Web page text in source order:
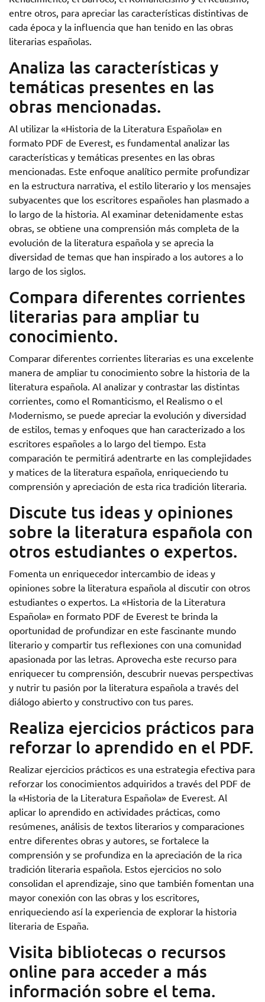
entre otros, para apreciar las características distintivas de
cada época y la influencia que han tenido en las obras
literarias españolas.
Analiza las características y
temáticas presentes en las
obras mencionadas.
Al utilizar la «Historia de la Literatura Española» en
formato PDF de Everest, es fundamental analizar las
características y temáticas presentes en las obras
mencionadas. Este enfoque analítico permite profundizar
en la estructura narrativa, el estilo literario y los mensajes
subyacentes que los escritores españoles han plasmado a
lo largo de la historia. Al examinar detenidamente estas
obras, se obtiene una comprensión más completa de la
evolución de la literatura española y se aprecia la
diversidad de temas que han inspirado a los autores a lo
largo de los siglos.
Compara diferentes corrientes
literarias para ampliar tu
conocimiento.
Comparar diferentes corrientes literarias es una excelente
manera de ampliar tu conocimiento sobre la historia de la
literatura española. Al analizar y contrastar las distintas
corrientes, como el Romanticismo, el Realismo o el
Modernismo, se puede apreciar la evolución y diversidad
de estilos, temas y enfoques que han caracterizado a los
escritores españoles a lo largo del tiempo. Esta
comparación te permitirá adentrarte en las complejidades
y matices de la literatura española, enriqueciendo tu
comprensión y apreciación de esta rica tradición literaria.
Discute tus ideas y opiniones
sobre la literatura española con
otros estudiantes o expertos.
Fomenta un enriquecedor intercambio de ideas y
opiniones sobre la literatura española al discutir con otros
estudiantes o expertos. La «Historia de la Literatura
Española» en formato PDF de Everest te brinda la
oportunidad de profundizar en este fascinante mundo
literario y compartir tus reflexiones con una comunidad
apasionada por las letras. Aprovecha este recurso para
enriquecer tu comprensión, descubrir nuevas perspectivas
y nutrir tu pasión por la literatura española a través del
diálogo abierto y constructivo con tus pares.
Realiza ejercicios prácticos para
reforzar lo aprendido en el PDF.
Realizar ejercicios prácticos es una estrategia efectiva para
reforzar los conocimientos adquiridos a través del PDF de
la «Historia de la Literatura Española» de Everest. Al
aplicar lo aprendido en actividades prácticas, como
resúmenes, análisis de textos literarios y comparaciones
entre diferentes obras y autores, se fortalece la
comprensión y se profundiza en la apreciación de la rica
tradición literaria española. Estos ejercicios no solo
consolidan el aprendizaje, sino que también fomentan una
mayor conexión con las obras y los escritores,
enriqueciendo así la experiencia de explorar la historia
literaria de España.
Visita bibliotecas o recursos
online para acceder a más
información sobre el tema.